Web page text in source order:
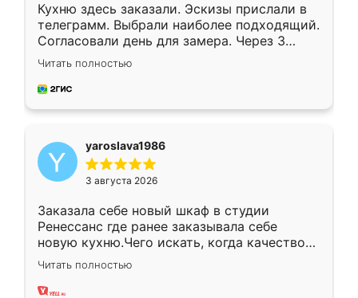
Кухню здесь заказали. Эскизы прислали в
телеграмм. Выбрали наиболее подходящий.
Согласовали день для замера. Через 3
недели кухня была уже готова. Остались
довольны работой. Спасибо Ренессанс
мебель за качественную работу!
Читать полностью
yaroslava1986
3 августа 2026
Заказала себе новый шкаф в студии
Ренессанс где ранее заказывала себе
новую кухню.Чего искать, когда качеством
вполне довольна. Служит кухня уже почти
два года, нареканий нет.
Читать полностью